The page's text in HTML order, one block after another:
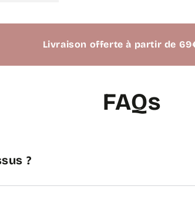
Livraison offerte à partir de 69€
FAQs
?